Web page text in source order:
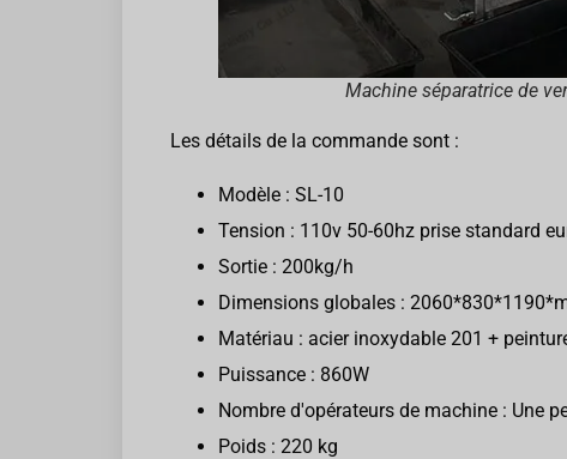
Machine séparatrice de
Les détails de la commande sont :
Modèle : SL-10
Tension : 110v 50-60hz prise standard
Sortie : 200kg/h
Dimensions globales :
Matériau : acier inoxydable 201 +
Puissance : 860W
Nombre d'opérateurs de machine : Une
Poids : 220 kg